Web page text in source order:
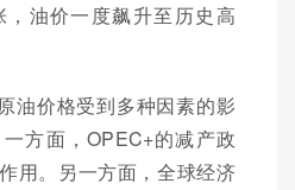
油价一度飙升至历史高
油价格受到多种因素的影
方面，OPEC+的减产政
用。另一方面，全球经济